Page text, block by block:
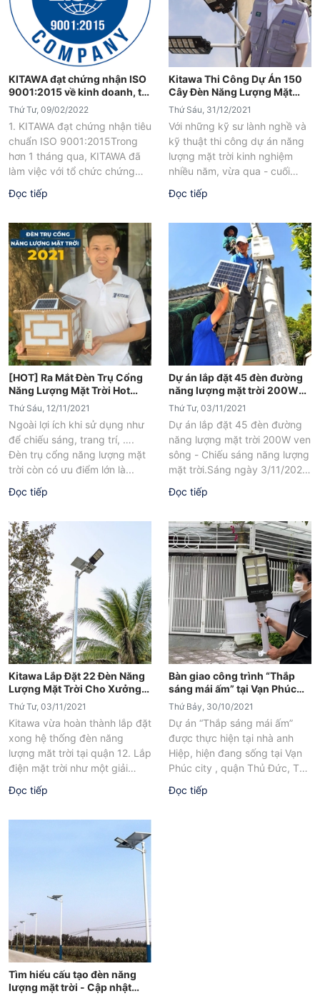
KITAWA đạt chứng nhận ISO
9001:2015 về kinh doanh, thi
công lắp đặt đèn năng lượng
mặt trời
Thứ Tư, 09/02/2022
1. KITAWA đạt chứng nhận tiêu
chuẩn ISO 9001:2015Trong
hơn 1 tháng qua, KITAWA đã
làm việc với tổ chức chứng
nhận tiêu chuẩn ISO nhằm...
Đọc tiếp
Kitawa Thi Công Dự Án 150
Cây Đèn Năng Lượng Mặt
Trời Tại Cần Giờ
Thứ Sáu, 31/12/2021
Với những kỹ sư lành nghề và
kỹ thuật thi công dự án năng
lượng mặt trời kinh nghiệm
nhiều năm, vừa qua - cuối
tháng...
Đọc tiếp
[HOT] Ra Mắt Đèn Trụ Cổng
Năng Lượng Mặt Trời Hot
Năm 2021
Thứ Sáu, 12/11/2021
Ngoài lợi ích khi sử dụng như
để chiếu sáng, trang trí, ….
Đèn trụ cổng năng lượng mặt
trời còn có ưu điểm lớn là...
Đọc tiếp
Dự án lắp đặt 45 đèn đường
năng lượng mặt trời 200W
ven sông phường An Phú
Đông 3, Quận 12
Thứ Tư, 03/11/2021
Dự án lắp đặt 45 đèn đường
năng lượng mặt trời 200W ven
sông - Chiếu sáng năng lượng
mặt trời.Sáng ngày 3/11/2021,
Kitawa đã lắp đặt...
Đọc tiếp
Kitawa Lắp Đặt 22 Đèn Năng
Lượng Mặt Trời Cho Xưởng
Sản Xuất Quận 12
Thứ Tư, 03/11/2021
Kitawa vừa hoàn thành lắp đặt
xong hệ thống đèn năng
lượng măt trời tại quận 12. Lắp
điện mặt trời như một giải
pháp giảm...
Đọc tiếp
Bàn giao công trình “Thắp
sáng mái ấm” tại Vạn Phúc
city, Thủ Đức
Thứ Bảy, 30/10/2021
Dự án “Thắp sáng mái ấm”
được thực hiện tại nhà anh
Hiệp, hiện đang sống tại Vạn
Phúc city , quận Thủ Đức, TP
Hồ Chí...
Đọc tiếp
Tìm hiểu cấu tạo đèn năng
lượng mặt trời - Cập nhật